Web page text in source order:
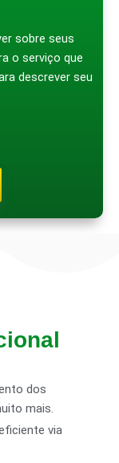
sobre seus
o serviço que
descrever seu
dos
mais.
via